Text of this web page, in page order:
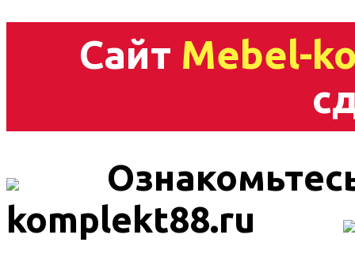
Сайт Mebel-
komplekt88.ru